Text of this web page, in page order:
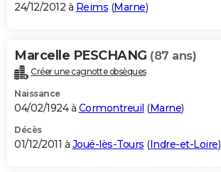
24/12/2012 à Reims (Marne)
Marcelle PESCHANG (87 ans)
Créer une cagnotte obsèques
Naissance
04/02/1924 à Cormontreuil (Marne)
Décès
01/12/2011 à Joué-lès-Tours (Indre-et-Loire)